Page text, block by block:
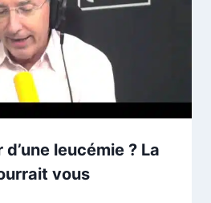
leucémie ? La
vous